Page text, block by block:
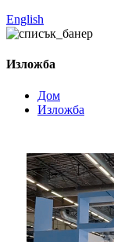
English
Изложба
Дом
Изложба